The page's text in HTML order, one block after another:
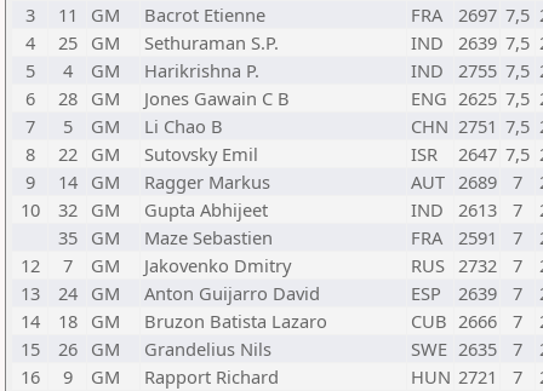
3
11 GM Bacrot Etienne FRA 2697 7,5
4
25 GM Sethuraman S.P. IND 2639 7,5
5
4 GM Harikrishna P. IND 2755 7,5
6
28 GM Jones Gawain C B ENG 2625 7,5
7
5 GM Li Chao B CHN 2751 7,5
8
22 GM Sutovsky Emil ISR 2647 7,5
9
14 GM Ragger Markus AUT 2689 7
10
32 GM Gupta Abhijeet IND 2613 7
35 GM Maze Sebastien FRA 2591 7
12
7 GM Jakovenko Dmitry RUS 2732 7
13
24 GM Anton Guijarro David ESP 2639 7
14
18 GM Bruzon Batista Lazaro CUB 2666 7
15
26 GM Grandelius Nils SWE 2635 7
16
9 GM Rapport Richard HUN 2721 7